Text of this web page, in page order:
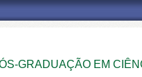
GRADUAÇÃO EM